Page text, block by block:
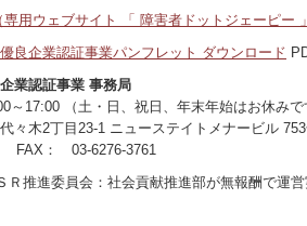
用ウェブサイト 「 障害者ドットジェーピー
良企業認証事業パンフレット ダウンロード
業認証事業 事務局
17:00 （土・日、祝日、年末年始はお休みで
々木2丁目23-1 ニューステイトメナービル
FAX： 03-6276-3761
Ｒ推進委員会：社会貢献推進部が無報酬で運